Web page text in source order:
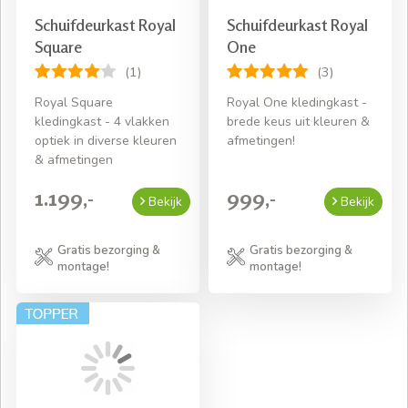
Schuifdeurkast Royal
Square
(1)
Royal Square
kledingkast - 4 vlakken
optiek in diverse kleuren
& afmetingen
1.199,- Bekijk
Gratis bezorging &
montage!
Schuifdeurkast Royal
One
(3)
Royal One kledingkast -
brede keus uit kleuren &
afmetingen!
999,- Bekijk
Gratis bezorging &
montage!